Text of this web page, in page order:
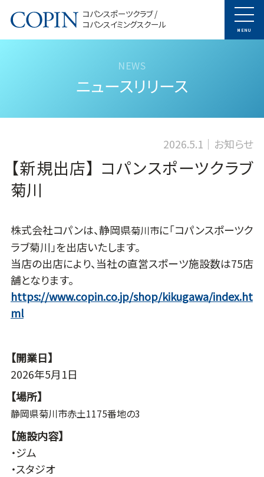
コパンスポーツクラブ /
コパンスイミングスクール
MENU
ニュースリリース
【新規出店】 コパンスポーツクラブ
菊川
2026.5.1 お知らせ
株式会社コパンは、静岡県菊川市に「コパンスポーツク
ラブ菊川」を出店いたします。
当店の出店により、当社の直営スポーツ施設数は75店
舗となります。
https://www.copin.co.jp/shop/kikugawa/index.ht
ml
【開業日】
2026年5月1日
【場所】
静岡県菊川市赤土1175番地の3
【施設内容】
・ジム
・スタジオ